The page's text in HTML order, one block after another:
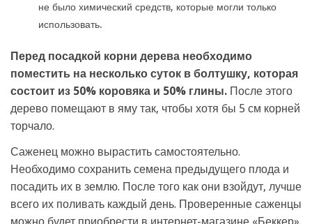
не было химический средств, которые могли только
использовать.
Перед посадкой корни дерева необходимо
поместить на несколько суток в болтушку, которая
состоит из 50% коровяка и 50% глины. После этого
дерево помещают в яму так, чтобы хотя бы 5 см корней
торчало.
Саженец можно вырастить самостоятельно.
Необходимо сохранить семена предыдущего плода и
посадить их в землю. После того как они взойдут, лучше
всего их поливать каждый день. Проверенные саженцы